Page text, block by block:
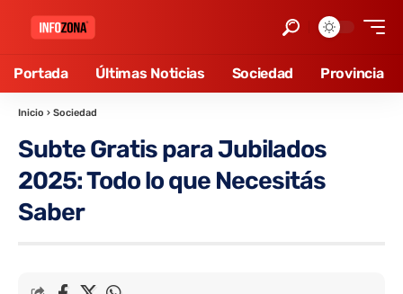
Portada Últimas Noticias Sociedad Provincia
Inicio › Sociedad
Subte Gratis para Jubilados
2025: Todo lo que Necesitás
Saber